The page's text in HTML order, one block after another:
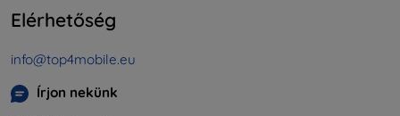
Elérhetőség
info@top4mobile.eu
Írjon nekünk